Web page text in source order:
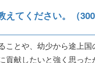
えてください。（
ことや、幼少から途上国
貢献したいと強く思った